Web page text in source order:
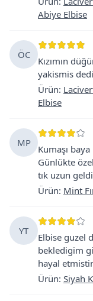
Abiye Elbise
ÖC
Kızımın
yakismis
Ürün:
Elbise
MP
Kumaşı
Günlükte
tık uzun
Ürün: Mint
YT
Elbise guzel
bekledigim
hayal
Ürün: Siyah